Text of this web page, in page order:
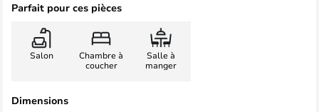
Parfait pour ces pièces
Salon
Chambre à
coucher
Salle à
manger
Dimensions